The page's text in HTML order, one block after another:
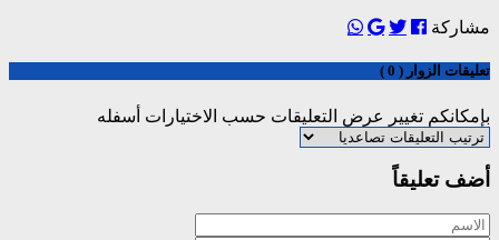
مشاركة
تعليقات الزوار ( 0 )
بإمكانكم تغيير عرض التعليقات حسب الاختيارات أسفله
أضف تعليقاً